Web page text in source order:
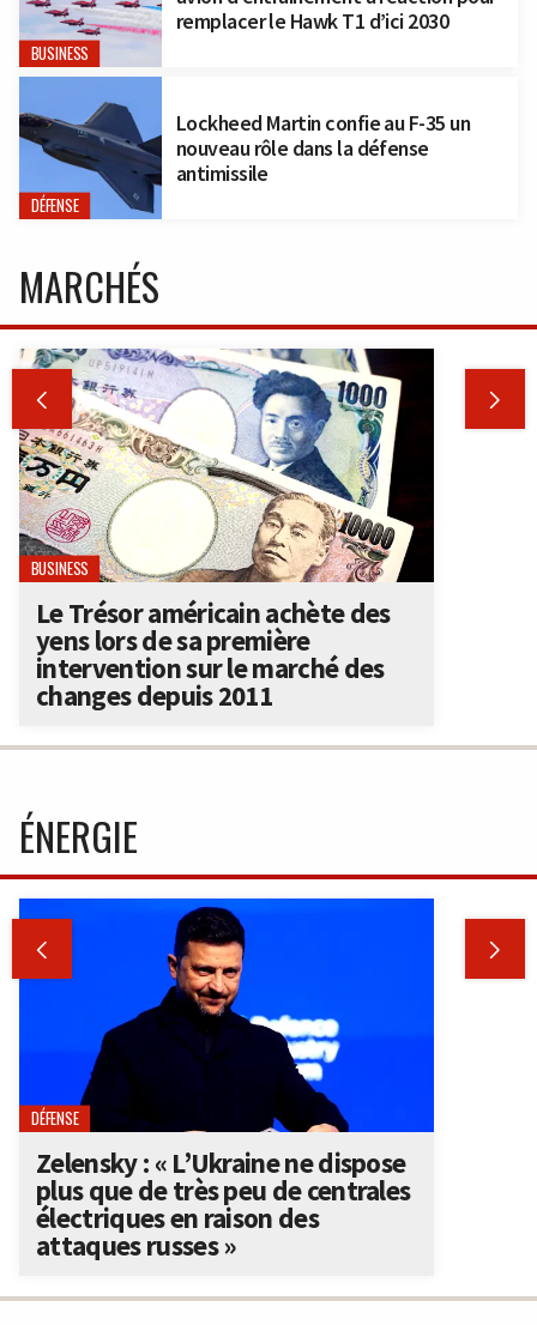
BUSINESS
remplacer le Hawk T1 d’ici 2030
DÉFENSE
Lockheed Martin confie au F-35 un
nouveau rôle dans la défense
antimissile
MARCHÉS
 
BUSINESS
Le Trésor américain achète des
yens lors de sa première
intervention sur le marché des
changes depuis 2011
ÉNERGIE
 
DÉFENSE
Zelensky : « L’Ukraine ne dispose
plus que de très peu de centrales
électriques en raison des
attaques russes »